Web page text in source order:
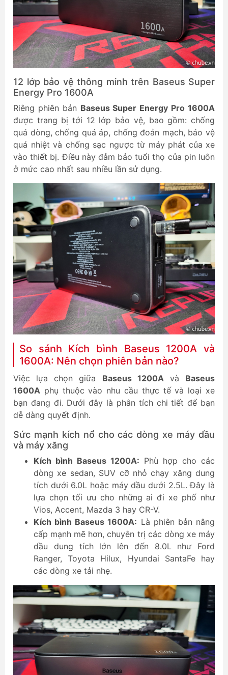
12 lớp bảo vệ thông minh trên Baseus Super
Energy Pro 1600A
Riêng phiên bản Baseus Super Energy Pro 1600A
được trang bị tới 12 lớp bảo vệ, bao gồm: chống
quá dòng, chống quá áp, chống đoản mạch, bảo vệ
quá nhiệt và chống sạc ngược từ máy phát của xe
vào thiết bị. Điều này đảm bảo tuổi thọ của pin luôn
ở mức cao nhất sau nhiều lần sử dụng.
So sánh Kích bình Baseus 1200A và
1600A: Nên chọn phiên bản nào?
Việc lựa chọn giữa Baseus 1200Avà Baseus
1600A phụ thuộc vào nhu cầu thực tế và loại xe
bạn đang đi. Dưới đây là phân tích chi tiết để bạn
dễ dàng quyết định.
Sức mạnh kích nổ cho các dòng xe máy dầu
và máy xăng
Kích bình Baseus 1200A: Phù hợp cho các
dòng xe sedan, SUV cỡ nhỏ chạy xăng dung
tích dưới 6.0L hoặc máy dầu dưới 2.5L. Đây là
lựa chọn tối ưu cho những ai đi xe phố như
Vios, Accent, Mazda 3 hay CR-V.
Kích bình Baseus 1600A: Là phiên bản nâng
cấp mạnh mẽ hơn, chuyên trị các dòng xe máy
dầu dung tích lớn lên đến 8.0L như Ford
Ranger, Toyota Hilux, Hyundai SantaFe hay
các dòng xe tải nhẹ.